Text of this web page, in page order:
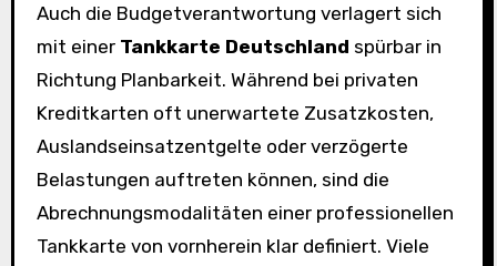
Auch die Budgetverantwortung verlagert sich
mit einer Tankkarte Deutschland spürbar in
Richtung Planbarkeit. Während bei privaten
Kreditkarten oft unerwartete Zusatzkosten,
Auslandseinsatzentgelte oder verzögerte
Belastungen auftreten können, sind die
Abrechnungsmodalitäten einer professionellen
Tankkarte von vornherein klar definiert. Viele